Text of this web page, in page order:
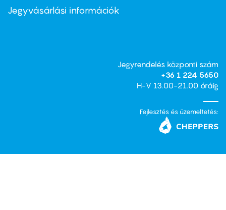
second
Jegyvásárlási információk
Jegyrendelés központi szám
+36 1 224 5650
H-V 13.00-21.00 óráig
Fejlesztés és üzemeltetés: